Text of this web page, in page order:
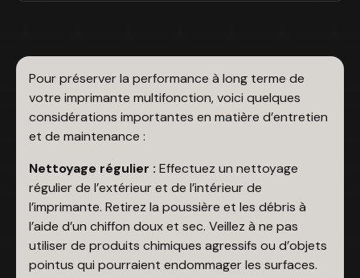
Pour préserver la performance à long terme de
votre imprimante multifonction, voici quelques
considérations importantes en matière d’entretien
et de maintenance :
Nettoyage régulier : Effectuez un nettoyage
régulier de l’extérieur et de l’intérieur de
l’imprimante. Retirez la poussière et les débris à
l’aide d’un chiffon doux et sec. Veillez à ne pas
utiliser de produits chimiques agressifs ou d’objets
pointus qui pourraient endommager les surfaces.